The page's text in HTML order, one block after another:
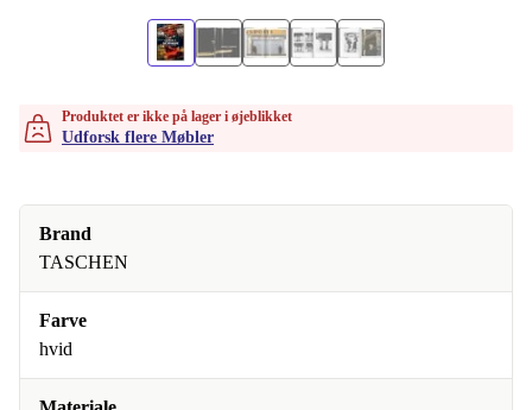
Produktet er ikke på lager i øjeblikket
Udforsk flere Møbler
Brand
TASCHEN
Farve
hvid